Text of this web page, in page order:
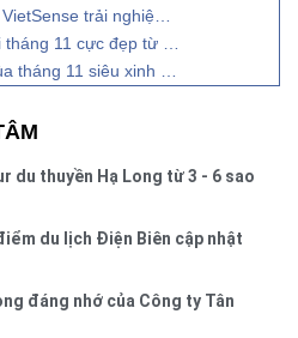
nghiệm Mộc Châu - Tà Xùa
từ cựu sinh viên ĐH Y Hà Nội
xinh cùng khách VietSense
du thuyền Hạ Long từ 3 - 6 sao
du lịch Điện Biên cập nhật
đáng nhớ của Công ty Tân